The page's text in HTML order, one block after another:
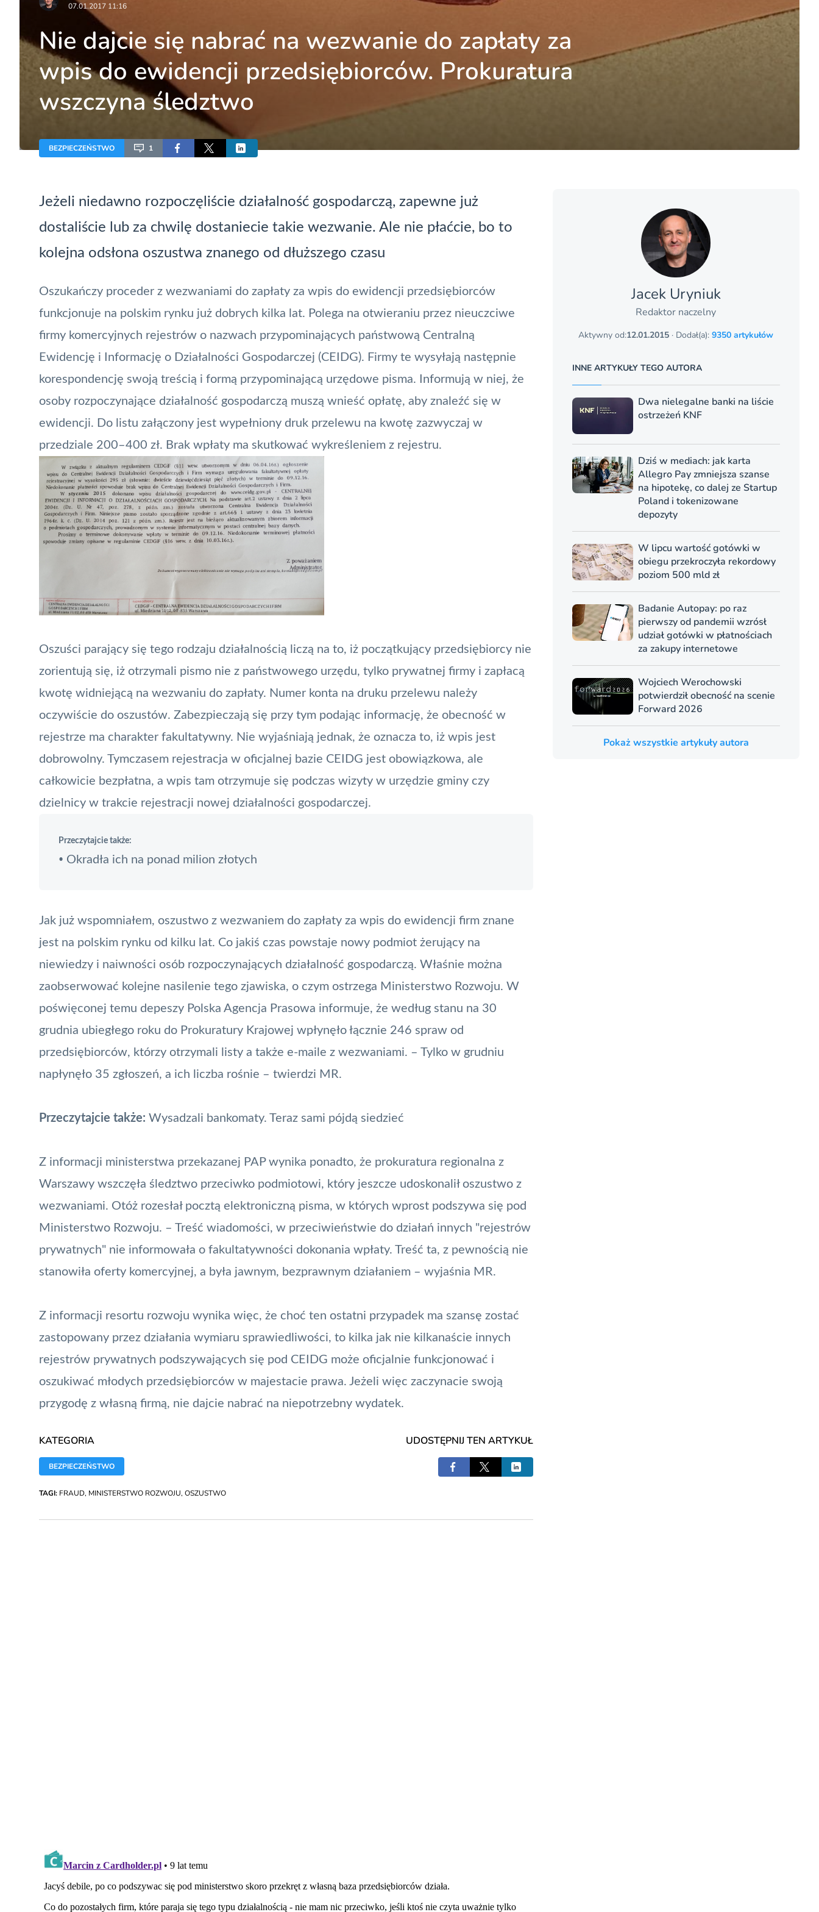
07.01.2017 11:16
Nie dajcie się nabrać na wezwanie do zapłaty za
wpis do ewidencji przedsiębiorców. Prokuratura
wszczyna śledztwo
BEZPIECZEŃSTWO 1
Jeżeli niedawno rozpoczęliście działalność gospodarczą, zapewne już
dostaliście lub za chwilę dostaniecie takie wezwanie. Ale nie płaćcie, bo to
kolejna odsłona oszustwa znanego od dłuższego czasu
Oszukańczy proceder z wezwaniami do zapłaty za wpis do ewidencji przedsiębiorców
funkcjonuje na polskim rynku już dobrych kilka lat. Polega na otwieraniu przez nieuczciwe
firmy komercyjnych rejestrów o nazwach przypominających państwową Centralną
Ewidencję i Informację o Działalności Gospodarczej (CEIDG). Firmy te wysyłają następnie
korespondencję swoją treścią i formą przypominającą urzędowe pisma. Informują w niej, że
osoby rozpoczynające działalność gospodarczą muszą wnieść opłatę, aby znaleźć się w
ewidencji. Do listu załączony jest wypełniony druk przelewu na kwotę zazwyczaj w
przedziale 200–400 zł. Brak wpłaty ma skutkować wykreśleniem z rejestru.
Oszuści parający się tego rodzaju działalnością liczą na to, iż początkujący przedsiębiorcy nie
zorientują się, iż otrzymali pismo nie z państwowego urzędu, tylko prywatnej firmy i zapłacą
kwotę widniejącą na wezwaniu do zapłaty. Numer konta na druku przelewu należy
oczywiście do oszustów. Zabezpieczają się przy tym podając informację, że obecność w
rejestrze ma charakter fakultatywny. Nie wyjaśniają jednak, że oznacza to, iż wpis jest
dobrowolny. Tymczasem rejestracja w oficjalnej bazie CEIDG jest obowiązkowa, ale
całkowicie bezpłatna, a wpis tam otrzymuje się podczas wizyty w urzędzie gminy czy
dzielnicy w trakcie rejestracji nowej działalności gospodarczej.
Przeczytajcie także:
• Okradła ich na ponad milion złotych
Jak już wspomniałem, oszustwo z wezwaniem do zapłaty za wpis do ewidencji firm znane
jest na polskim rynku od kilku lat. Co jakiś czas powstaje nowy podmiot żerujący na
niewiedzy i naiwności osób rozpoczynających działalność gospodarczą. Właśnie można
zaobserwować kolejne nasilenie tego zjawiska, o czym ostrzega Ministerstwo Rozwoju. W
poświęconej temu depeszy Polska Agencja Prasowa informuje, że według stanu na 30
grudnia ubiegłego roku do Prokuratury Krajowej wpłynęło łącznie 246 spraw od
przedsiębiorców, którzy otrzymali listy a także e-maile z wezwaniami. – Tylko w grudniu
napłynęło 35 zgłoszeń, a ich liczba rośnie – twierdzi MR.
Przeczytajcie także: Wysadzali bankomaty. Teraz sami pójdą siedzieć
Z informacji ministerstwa przekazanej PAP wynika ponadto, że prokuratura regionalna z
Warszawy wszczęła śledztwo przeciwko podmiotowi, który jeszcze udoskonalił oszustwo z
wezwaniami. Otóż rozesłał pocztą elektroniczną pisma, w których wprost podszywa się pod
Ministerstwo Rozwoju. – Treść wiadomości, w przeciwieństwie do działań innych "rejestrów
prywatnych" nie informowała o fakultatywności dokonania wpłaty. Treść ta, z pewnością nie
stanowiła oferty komercyjnej, a była jawnym, bezprawnym działaniem – wyjaśnia MR.
Z informacji resortu rozwoju wynika więc, że choć ten ostatni przypadek ma szansę zostać
zastopowany przez działania wymiaru sprawiedliwości, to kilka jak nie kilkanaście innych
rejestrów prywatnych podszywających się pod CEIDG może oficjalnie funkcjonować i
oszukiwać młodych przedsiębiorców w majestacie prawa. Jeżeli więc zaczynacie swoją
przygodę z własną firmą, nie dajcie nabrać na niepotrzebny wydatek.
KATEGORIA
BEZPIECZEŃSTWO
UDOSTĘPNIJ TEN ARTYKUŁ
TAGI: FRAUD, MINISTERSTWO ROZWOJU, OSZUSTWO
Jacek Uryniuk
Redaktor naczelny
Aktywny od:12.01.2015 · Dodał(a):9350 artykułów
INNE ARTYKUŁY TEGO AUTORA
Dwa nielegalne banki na liście
ostrzeżeń KNF
Dziś w mediach: jak karta
Allegro Pay zmniejsza szanse
na hipotekę, co dalej ze Startup
Poland i tokenizowane
depozyty
W lipcu wartość gotówki w
obiegu przekroczyła rekordowy
poziom 500 mld zł
Badanie Autopay: po raz
pierwszy od pandemii wzrósł
udział gotówki w płatnościach
za zakupy internetowe
Wojciech Werochowski
potwierdził obecność na scenie
Forward 2026
Pokaż wszystkie artykuły autora